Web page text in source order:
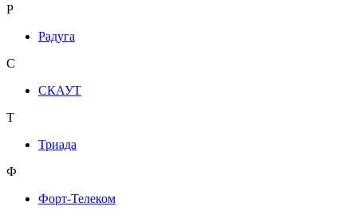
Р
Радуга
С
СКАУТ
Т
Триада
Ф
Форт-Телеком